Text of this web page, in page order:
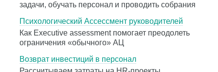
задачи, обучать персонал и проводить собрания
Психологический Ассессмент руководителей
Как Executive assessment помогает преодолеть
ограничения «обычного» АЦ
Возврат инвестиций в персонал